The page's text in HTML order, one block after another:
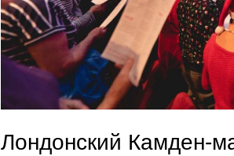
Лондонский Камден-